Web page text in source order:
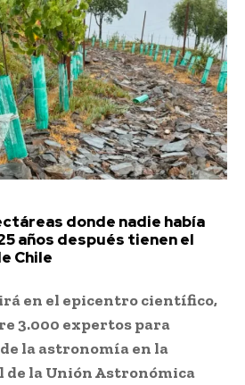
donde nadie había
años después tienen el
Chile
en el epicentro científico,
3.000 expertos para
la astronomía en la
de la Unión Astronómica